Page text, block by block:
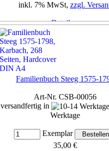
inkl. 7% MwSt, zzgl.
Details...
Familienbuch Steeg 1575-
Art-Nr. CSB-00056
versandfertig in
Werktage
Exemplar
35,00 €